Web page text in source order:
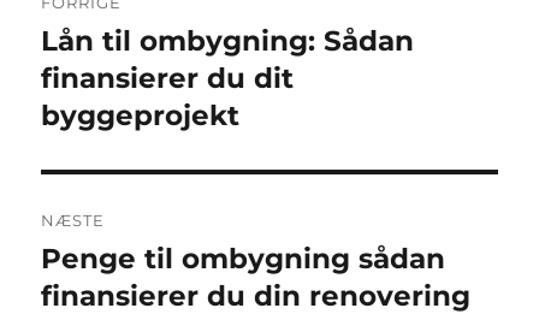
Forrige
indlæg:
Lån til ombygning: Sådan
finansierer du dit
byggeprojekt
NÆSTE
Næste
indlæg:
Penge til ombygning sådan
finansierer du din renovering